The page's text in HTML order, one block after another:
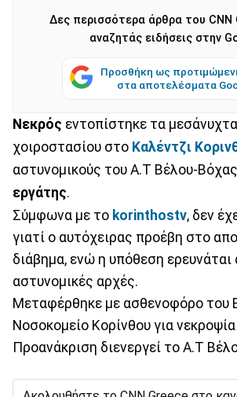
Δες περισσότερα άρθρα του CNN
αναζητάς ειδήσεις στην
Προσθήκη ως
στα αποτελέσματα
Νεκρός εντοπίστηκε τα
χοιροστασίου στο Καλέντζι
αστυνομικούς του Α.Τ Βέλου-
εργάτης.
Σύμφωνα με το korinthostv, δεν
γιατί ο αυτόχειρας προέβη στο
διάβημα, ενώ η υπόθεση ερευνάται
αστυνομικές αρχές.
Mεταφέρθηκε με ασθενοφόρο του
Νοσοκομείο Κορίνθου για
Προανάκριση διενεργεί το Α.Τ